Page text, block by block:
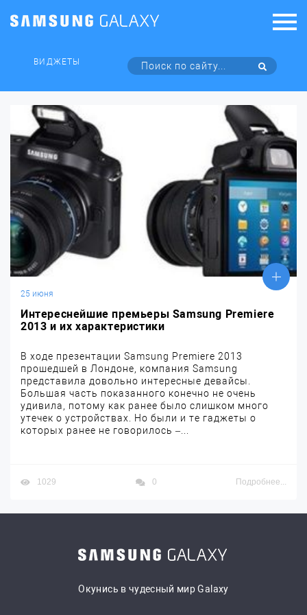
ВИДЖЕТЫ
25 июня
Интереснейшие премьеры Samsung Premiere
2013 и их характеристики
В ходе презентации Samsung Premiere 2013
прошедшей в Лондоне, компания Samsung
представила довольно интересные девайсы.
Большая часть показанного конечно не очень
удивила, потому как ранее было слишком много
утечек о устройствах. Но были и те гаджеты о
которых ранее не говорилось –...
1029 0 Подробнее...
Окунись в чудесный мир Galaxy